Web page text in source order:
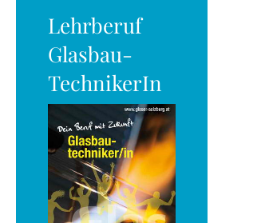
Lehrberuf
Glasbau-
TechnikerIn